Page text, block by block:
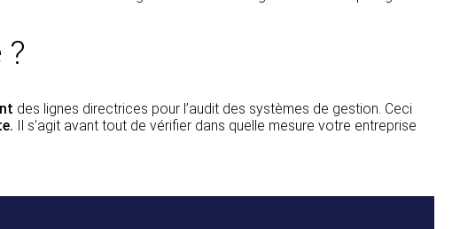
des lignes directrices pour l’audit des systèmes de gestion. Ceci
Il s’agit avant tout de vérifier dans quelle mesure votre entreprise